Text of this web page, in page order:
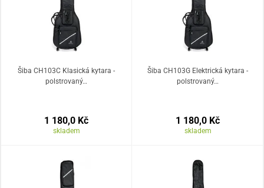
Šiba CH103C Klasická kytara -
polstrovaný…
1 180,0 Kč
skladem
Šiba CH103G Elektrická kytara -
polstrovaný…
1 180,0 Kč
skladem